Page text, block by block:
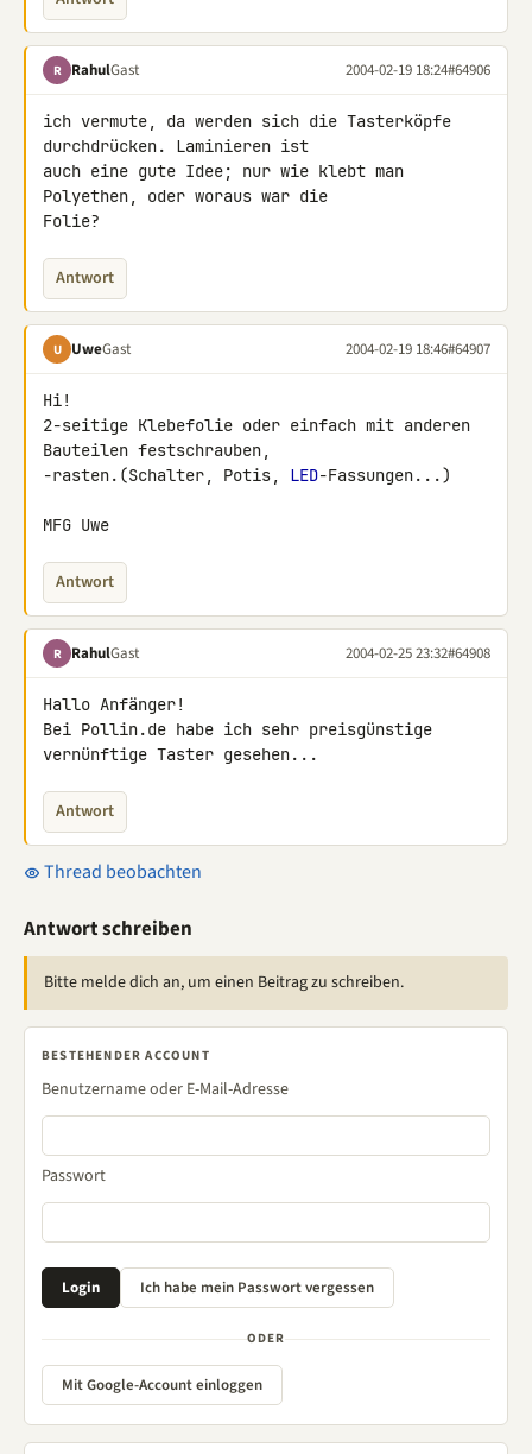
R RahulGast 2004-02-19 18:24#64906
ich vermute, da werden sich die Tasterköpfe
durchdrücken. Laminieren ist
auch eine gute Idee; nur wie klebt man
Polyethen, oder woraus war die
Folie?
Antwort
U UweGast 2004-02-19 18:46#64907
Hi!
2-seitige Klebefolie oder einfach mit anderen
Bauteilen festschrauben,
-rasten.(Schalter, Potis, LED-Fassungen...)
MFG Uwe
Antwort
R RahulGast 2004-02-25 23:32#64908
Hallo Anfänger!
Bei Pollin.de habe ich sehr preisgünstige
vernünftige Taster gesehen...
Antwort
Thread beobachten
Antwort schreiben
Bitte melde dich an, um einen Beitrag zu schreiben.
BESTEHENDER ACCOUNT
Benutzername oder E-Mail-Adresse
Passwort
ODER
Mit Google-Account einloggen